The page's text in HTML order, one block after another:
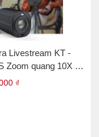
Livestream KT -
Zoom quang 10X -
₫